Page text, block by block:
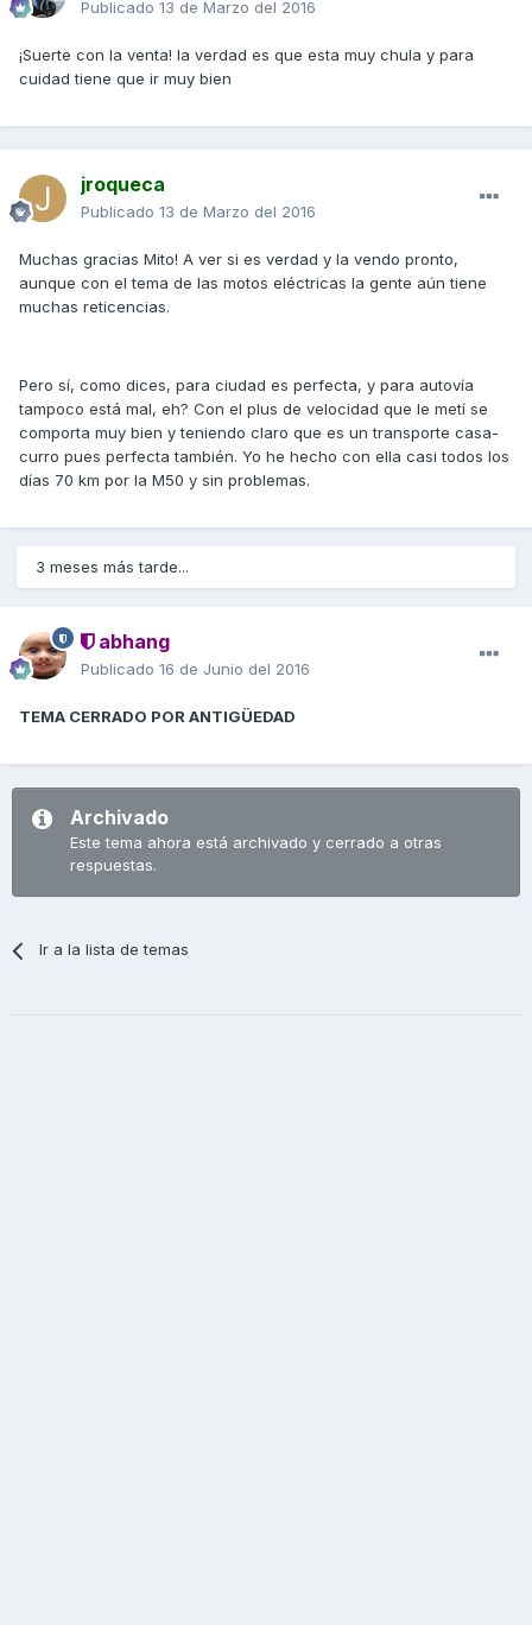
Publicado 13 de Marzo del 2016
¡Suerte con la venta! la verdad es que esta muy chula y para
cuidad tiene que ir muy bien
jroqueca
Publicado 13 de Marzo del 2016
Muchas gracias Mito! A ver si es verdad y la vendo pronto,
aunque con el tema de las motos eléctricas la gente aún tiene
muchas reticencias.
Pero sí, como dices, para ciudad es perfecta, y para autovía
tampoco está mal, eh? Con el plus de velocidad que le metí se
comporta muy bien y teniendo claro que es un transporte casa-
curro pues perfecta también. Yo he hecho con ella casi todos los
días 70 km por la M50 y sin problemas.
3 meses más tarde...
abhang
Publicado 16 de Junio del 2016
TEMA CERRADO POR ANTIGÜEDAD
Archivado
Este tema ahora está archivado y cerrado a otras
respuestas.
Ir a la lista de temas